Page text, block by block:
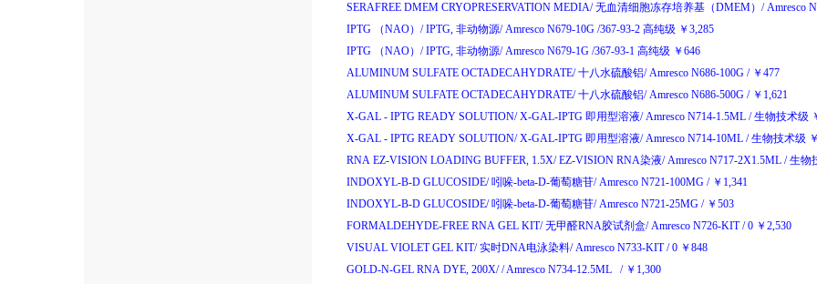
SERAFREE DMEM CRYOPRESERVATION MEDIA/ 无血清细胞冻存培养基 （DMEM）/ Amresco
IPTG （NAO）/ IPTG, 非动物源/ Amresco N679-10G /367-93-2 高纯级 ￥ 3,285
IPTG （NAO）/ IPTG, 非动物源/ Amresco N679-1G /367-93-1 高纯级 ￥ 646
ALUMINUM SULFATE OCTADECAHYDRATE/ 十八水硫酸铝/ Amresco N686-100G / ￥ 477
ALUMINUM SULFATE OCTADECAHYDRATE/ 十八水硫酸铝/ Amresco N686-500G / ￥ 1,621
X-GAL - IPTG READY SOLUTION/ X-GAL-IPTG 即用型溶液/ Amresco N714-1.5ML / 生物技术级
X-GAL - IPTG READY SOLUTION/ X-GAL-IPTG 即用型溶液/ Amresco N714-10ML / 生物技术级 ￥
RNA EZ-VISION LOADING BUFFER, 1.5X/ EZ-VISION RNA染液/ Amresco N717-2X1.5ML / 生物
INDOXYL-B-D GLUCOSIDE/ 吲哚-beta-D-葡萄糖苷/ Amresco N721-100MG / ￥ 1,341
INDOXYL-B-D GLUCOSIDE/ 吲哚-beta-D-葡萄糖苷/ Amresco N721-25MG / ￥ 503
FORMALDEHYDE-FREE RNA GEL KIT/ 无甲醛RNA胶试剂盒/ Amresco N726-KIT / 0 ￥ 2,530
VISUAL VIOLET GEL KIT/ 实时DNA电泳染料/ Amresco N733-KIT / 0 ￥ 848
GOLD-N-GEL RNA DYE, 200X/ /Amresco N734-12.5ML / ￥ 1,300